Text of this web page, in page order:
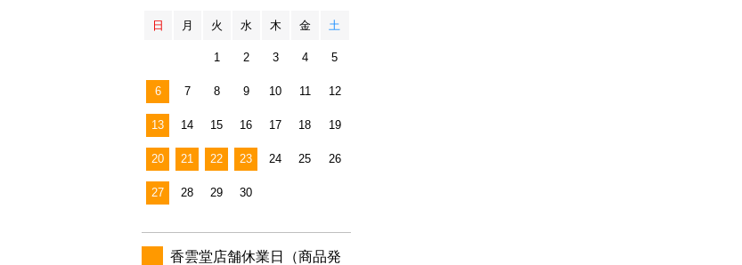
日 月 火 水 木 金 土
1 2 3 4 5
6 7 8 9 10 11 12
13 14 15 16 17 18 19
20 21 22 23 24 25 26
27 28 29 30
香雲堂店舗休業日（商品発